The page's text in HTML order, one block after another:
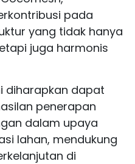
pada
yang tidak hanya
juga harmonis
diharapkan dapat
penerapan
dalam upaya
lahan, mendukung
di